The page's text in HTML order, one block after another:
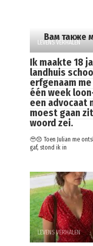
Вам также
LEVENS VERHALEN
Ik maakte 18
landhuis
erfgenaam
één week
een advocaat
moest gaan
woord zei.
🥹😞 Toen Julian me
gaf, stond ik in
LEVENS VERHALEN